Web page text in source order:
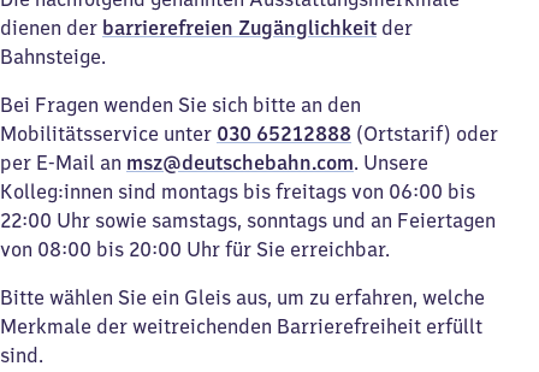
dienen der barrierefreien Zugänglichkeit der
Bahnsteige.
Bei Fragen wenden Sie sich bitte an den
Mobilitätsservice unter 030 65212888 (Ortstarif) oder
per E-Mail an msz@deutschebahn.com. Unsere
Kolleg:innen sind montags bis freitags von 06:00 bis
22:00 Uhr sowie samstags, sonntags und an Feiertagen
von 08:00 bis 20:00 Uhr für Sie erreichbar.
Bitte wählen Sie ein Gleis aus, um zu erfahren, welche
Merkmale der weitreichenden Barrierefreiheit erfüllt
sind.